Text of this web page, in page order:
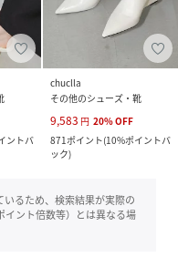
ントバ
chuclla
その他のシューズ・靴
9,583 円 20%OFF
871ポイント(10%ポイントバ
ック)
るため、検索結果が実際の
イント倍数等）とは異なる場